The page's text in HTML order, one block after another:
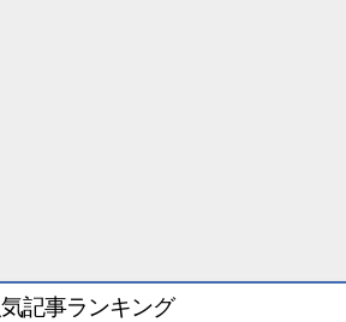
気記事ランキング